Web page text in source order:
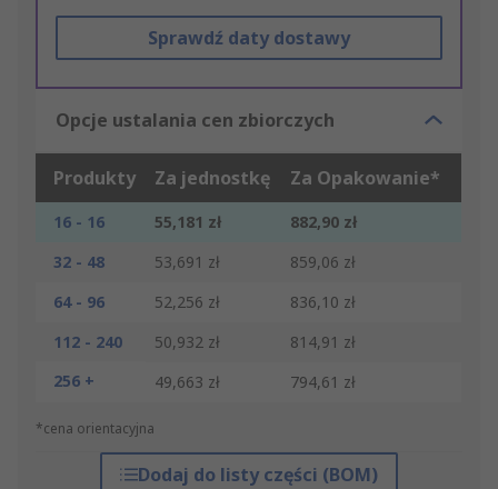
Sprawdź daty dostawy
Opcje ustalania cen zbiorczych
Produkty Za jednostkę Za Opakowanie*
16 - 16 55,181 zł
882,90 zł
32 - 48
53,691 zł
859,06 zł
64 - 96
52,256 zł
836,10 zł
112 - 240
50,932 zł
814,91 zł
256 +
49,663 zł 794,61 zł
*cena orientacyjna
Dodaj do listy części (BOM)